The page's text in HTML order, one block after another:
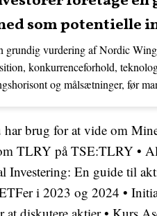
som potentielle
grundig vurdering af Nordic
konkurrenceforhold,
og målsætninger, før
brug for at vide om
TLRY på TSE:TLRY•
Investering: En guide til
i 2023 og 2024 •